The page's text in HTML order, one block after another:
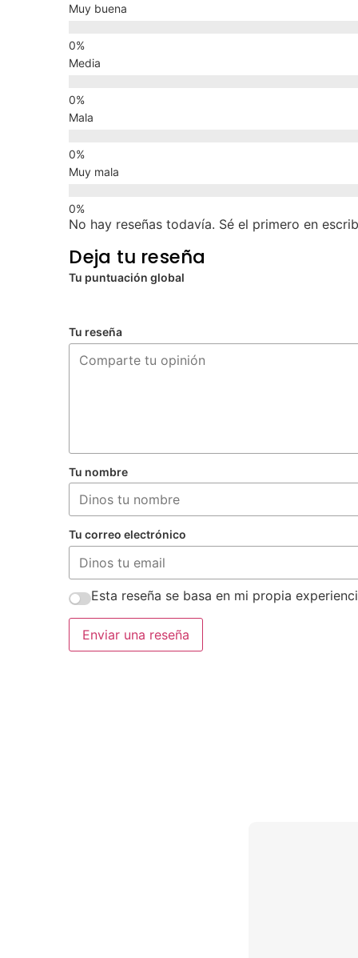
Muy buena
Media
Mala
Muy mala
No hay reseñas todavía. Sé el primero en
Deja tu reseña
Tu puntuación global
Tu reseña
Tu nombre
Tu correo electrónico
Esta reseña se basa en mi propia
Enviar una reseña